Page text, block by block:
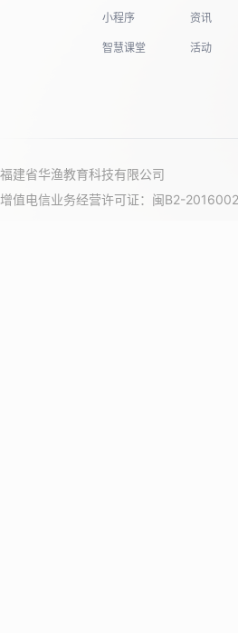
23
小程序
智慧课堂
资讯
活动
福建省华渔教育科技有限公司
增值电信业务经营许可证：闽B2-